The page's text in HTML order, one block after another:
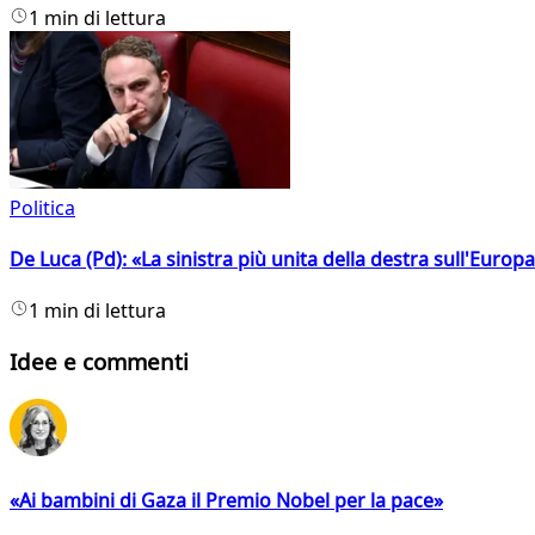
1 min di lettura
Politica
De Luca (Pd): «La sinistra più unita della destra
1 min di lettura
Idee e commenti
«Ai bambini di Gaza il Premio Nobel per la pace»